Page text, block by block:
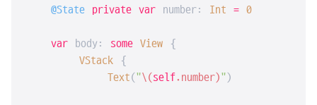
@State
private var number: Int = 0
var body: some View {
VStack {
Text("\(self.number)")